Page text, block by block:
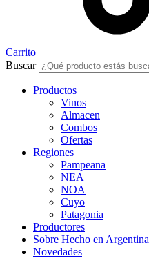
Carrito
Buscar
Productos
Vinos
Almacen
Combos
Ofertas
Regiones
Pampeana
NEA
NOA
Cuyo
Patagonia
Productores
Sobre Hecho en Argentina
Novedades